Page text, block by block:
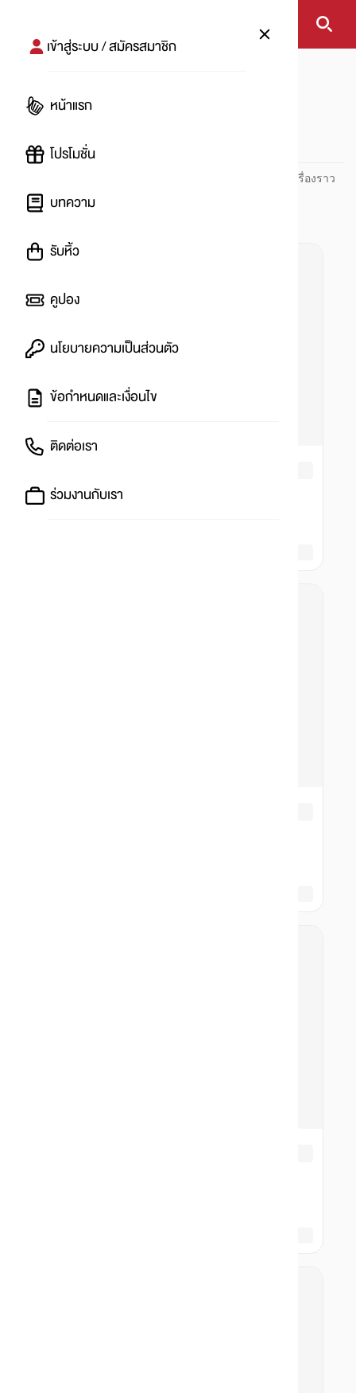
เข้าสู่ระบบ / สมัครสมาชิก
หน้าแรก
โปรโมชั่น
บทความ
รับหิ้ว
คูปอง
นโยบายความเป็นส่วนตัว
ข้อกำหนดและเงื่อนไข
ติดต่อเรา
ร่วมงานกับเรา
#
ปันโปร PUNPRO ที่ 1 ด้านโปรโมชัน อัปเดตและติดตามทุกเรื่องราว
โปรโมชัน